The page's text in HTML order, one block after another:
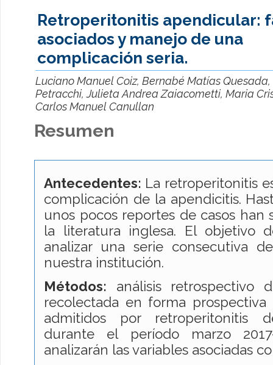
Retroperitonitis apendicular:
asociados y manejo de una
complicación seria.
Luciano Manuel Coiz, Bernabé Matías Quesada,
Petracchi, Julieta Andrea Zaiacometti, Maria
Carlos Manuel Canullan
Resumen
Antecedentes: La retroperitonitis
complicación de la apendicitis.
unos pocos reportes de casos han
la literatura inglesa. El objetivo
analizar una serie consecutiva
nuestra institución.
Métodos: análisis retrospectivo
recolectada en forma
admitidos por retroperitonitis
durante el período marzo
analizarán las variables asociadas